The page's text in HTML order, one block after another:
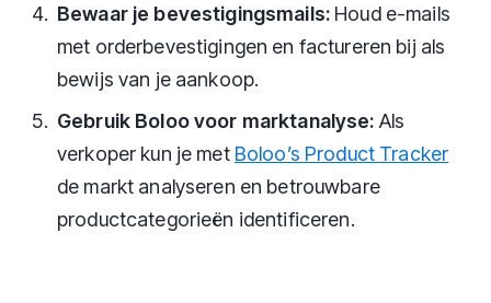
Bewaar je bevestigingsmails: Houd e-mails
met orderbevestigingen en factureren bij als
bewijs van je aankoop.
Gebruik Boloo voor marktanalyse: Als
verkoper kun je met Boloo’s Product Tracker
de markt analyseren en betrouwbare
productcategorieën identificeren.